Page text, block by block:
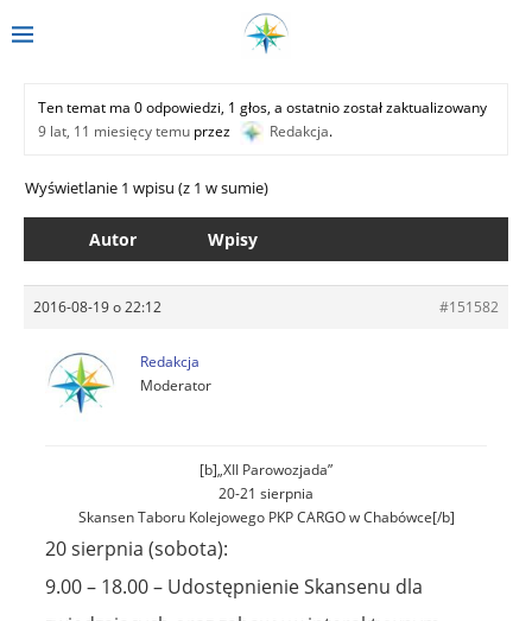
Ten temat ma 0 odpowiedzi, 1 głos, a ostatnio został zaktualizowany
9 lat, 11 miesięcy temu przez Redakcja.
Wyświetlanie 1 wpisu (z 1 w sumie)
Autor Wpisy
2016-08-19 o 22:12 #151582
Redakcja
Moderator
[b]„XII Parowozjada”
20-21 sierpnia
Skansen Taboru Kolejowego PKP CARGO w Chabówce[/b]
20 sierpnia (sobota):
9.00 – 18.00 – Udostępnienie Skansenu dla